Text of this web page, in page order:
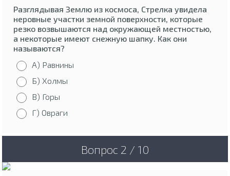
Разглядывая Землю из космоса, Стрелка увидела
неровные участки земной поверхности, которые
резко возвышаются над окружающей местностью,
а некоторые имеют снежную шапку. Как они
называются?
А) Равнины
Б) Холмы
В) Горы
Г) Овраги
Вопрос 2 / 10